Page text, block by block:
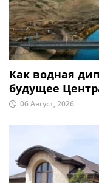
Как водная
будущее
06 Август, 2026